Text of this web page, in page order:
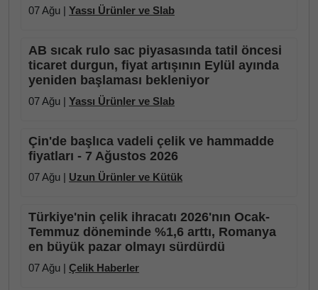
07 Ağu | Yassı Ürünler ve Slab
AB sıcak rulo sac piyasasında tatil öncesi
ticaret durgun, fiyat artışının Eylül ayında
yeniden başlaması bekleniyor
07 Ağu | Yassı Ürünler ve Slab
Çin'de başlıca vadeli çelik ve hammadde
fiyatları - 7 Ağustos 2026
07 Ağu | Uzun Ürünler ve Kütük
Türkiye'nin çelik ihracatı 2026'nın Ocak-
Temmuz döneminde %1,6 arttı, Romanya
en büyük pazar olmayı sürdürdü
07 Ağu | Çelik Haberler